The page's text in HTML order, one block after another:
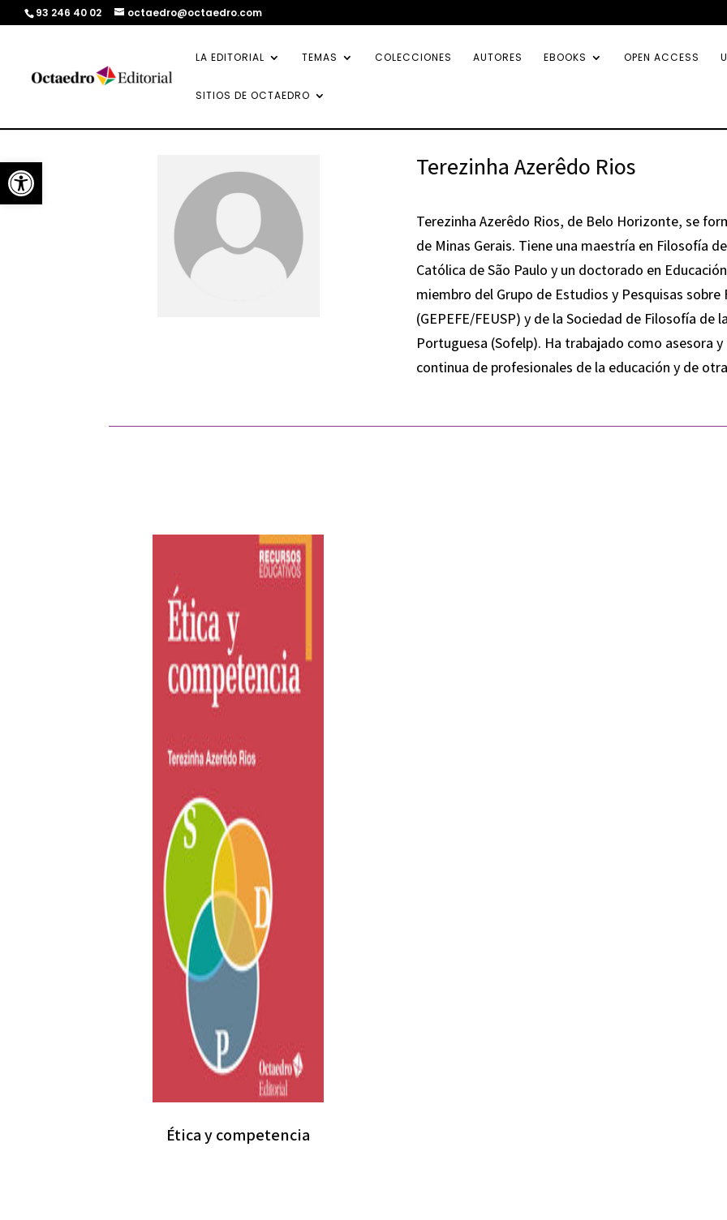
Abrir barra de herramientas
93 246 40 02 octaedro@octaedro.com
LA EDITORIAL TEMAS COLECCIONES AUTORES EBOOKS OPEN ACCESS
SITIOS DE OCTAEDRO
Terezinha Azerêdo Rios
Terezinha Azerêdo Rios, de Belo Horizonte, se
de Minas Gerais. Tiene una maestría en Filosofía
Católica de São Paulo y un doctorado en
miembro del Grupo de Estudios y Pesquisas
(GEPEFE/FEUSP) y de la Sociedad de Filosofía de
Portuguesa (Sofelp). Ha trabajado como asesora
continua de profesionales de la educación y de
Ética y competencia